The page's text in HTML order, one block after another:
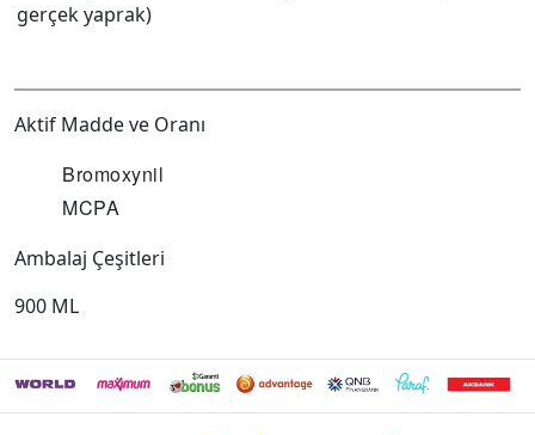
gerçek yaprak)
Aktif Madde ve Oranı
Bromoxynil
MCPA
Ambalaj Çeşitleri
900 ML